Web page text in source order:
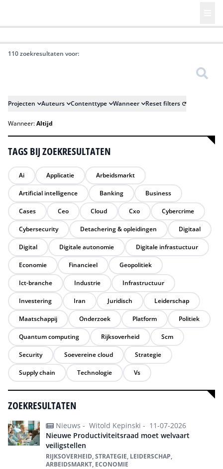
110 zoekresultaten voor:
Projecten Auteurs Contenttype Wanneer Reset filters
Wanneer:Altijd
ZOEKRESULTATEN
Nieuws - Witold Kepinski - 11-07-2026
Nieuwe Productiviteitsraad moet welvaart
veiligstellen
RIJKSOVERHEID, STRATEGIE, LEIDERSCHAP,
ARBEIDSMARKT, ECONOMIE
TAGS BIJ ZOEKRESULTATEN
Ai Applicatie Arbeidsmarkt
Artificial intelligence Banking Business
Cases Ceo Cloud Cxo Cybercrime
Cybersecurity Detachering & opleidingen Digitaal
Digital Digitale autonomie Digitale infrastuctuur
Economie Financieel Geopolitiek
Ict-branche Industrie Infrastructuur
Investering Iran Juridisch Leiderschap
Maatschappij Onderzoek Platform Politiek
Quantum computing Rijksoverheid Scm
Security Soevereine cloud Strategie
Supply chain Technologie Vs